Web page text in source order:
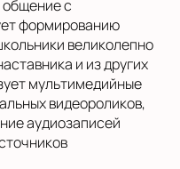
с
формированию
великолепно
и из других
мультимедийные
видеороликов,
аудиозаписей